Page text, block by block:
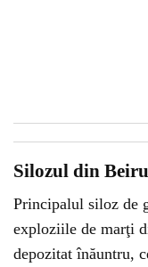
Silozul din
Principalul siloz de
exploziile de marţi
depozitat înăuntru,